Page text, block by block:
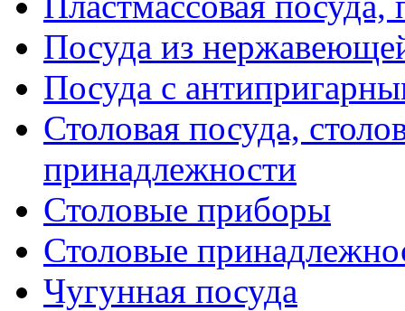
Посуда из
Посуда с
Столовая посуда,
принадлежности
Столовые приборы
Столовые
Чугунная посуда